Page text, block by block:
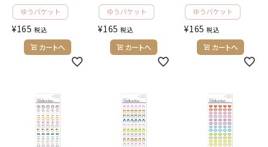
¥165 税込
カートへ
¥165 税込
カートへ
¥165 税込
カートへ